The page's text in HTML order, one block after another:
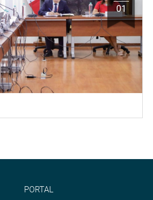
01
PORTAL